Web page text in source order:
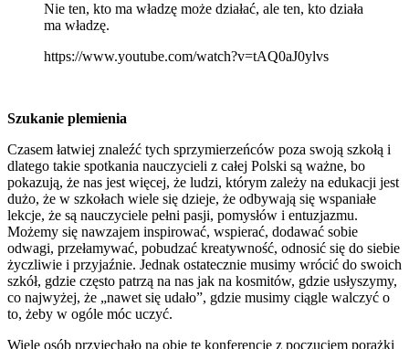
Nie ten, kto ma władzę może działać, ale ten, kto działa
ma władzę.
https://www.youtube.com/watch?v=tAQ0aJ0ylvs
Szukanie plemienia
Czasem łatwiej znaleźć tych sprzymierzeńców poza swoją szkołą i
dlatego takie spotkania nauczycieli z całej Polski są ważne, bo
pokazują, że nas jest więcej, że ludzi, którym zależy na edukacji jest
dużo, że w szkołach wiele się dzieje, że odbywają się wspaniałe
lekcje, że są nauczyciele pełni pasji, pomysłów i entuzjazmu.
Możemy się nawzajem inspirować, wspierać, dodawać sobie
odwagi, przełamywać, pobudzać kreatywność, odnosić się do siebie
życzliwie i przyjaźnie. Jednak ostatecznie musimy wrócić do swoich
szkół, gdzie często patrzą na nas jak na kosmitów, gdzie usłyszymy,
co najwyżej, że „nawet się udało”, gdzie musimy ciągle walczyć o
to, żeby w ogóle móc uczyć.
Wiele osób przyjechało na obie te konferencje z poczuciem porażki